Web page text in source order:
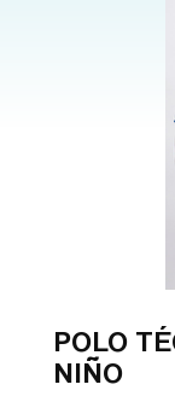
POLO
NIÑO